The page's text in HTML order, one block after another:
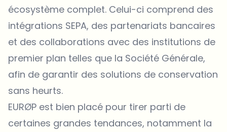
écosystème complet. Celui-ci comprend des
intégrations SEPA, des partenariats bancaires
et des collaborations avec des institutions de
premier plan telles que la Société Générale,
afin de garantir des solutions de conservation
sans heurts.
EURØP est bien placé pour tirer parti de
certaines grandes tendances, notamment la